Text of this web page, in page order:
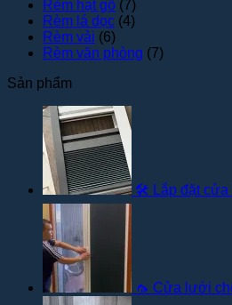
Rèm hạt gỗ (7)
Rèm lá dọc (4)
Rèm vải (6)
Rèm văn phòng (7)
Sản phẩm
🛠️ Lắp đặt cửa
🦟 Cửa lưới